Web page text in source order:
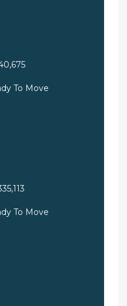
To Move
To Move